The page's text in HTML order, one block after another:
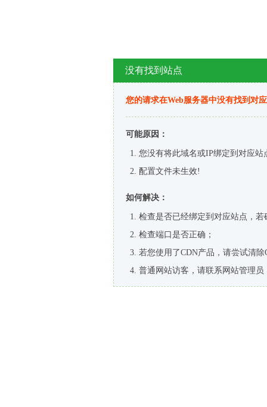
没有找到站点
您的请求在Web服务器中没有找到对
可能原因：
您没有将此域名或IP绑定到对应站
配置文件未生效!
如何解决：
检查是否已经绑定到对应站点，
检查端口是否正确；
若您使用了CDN产品，请尝试清除
普通网站访客，请联系网站管理员